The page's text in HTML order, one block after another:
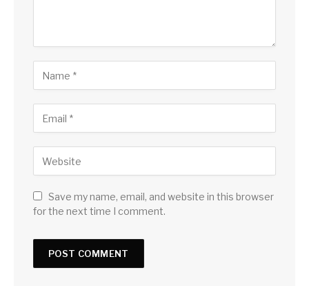
Save my name, email, and website in this browser
for the next time I comment.